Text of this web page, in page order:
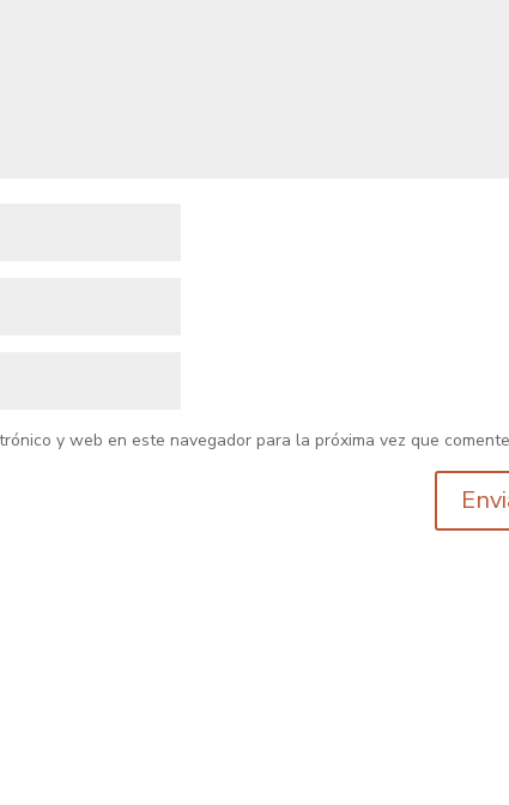
y web en este navegador para la próxima vez que